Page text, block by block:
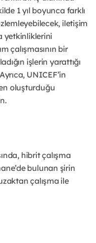
1 yıl boyunca farklı
iletişim
yetkinliklerini
çalışmasının bir
işlerin yarattığı
UNICEF’in
oluşturduğu
hibrit çalışma
bulunan şirin
çalışma ile